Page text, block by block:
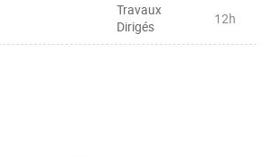
Travaux
Dirigés
12h